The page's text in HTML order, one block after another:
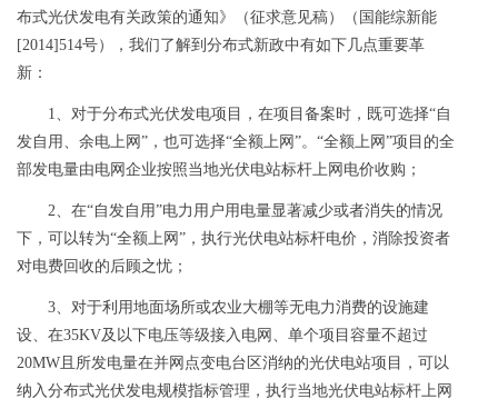
布式光伏发电有关政策的通知》（征求意见稿）（国能综新能
[2014]514号），我们了解到分布式新政中有如下几点重要革
新：
1、对于分布式光伏发电项目，在项目备案时，既可选择“自
发自用、余电上网”，也可选择“全额上网”。“全额上网”项目的全
部发电量由电网企业按照当地光伏电站标杆上网电价收购；
2、在“自发自用”电力用户用电量显著减少或者消失的情况
下，可以转为“全额上网”，执行光伏电站标杆电价，消除投资者
对电费回收的后顾之忧；
3、对于利用地面场所或农业大棚等无电力消费的设施建
设、在35KV及以下电压等级接入电网、单个项目容量不超过
20MW 且所发电量在并网点变电台区消纳的光伏电站项目，可以
纳入分布式光伏发电规模指标管理，执行当地光伏电站标杆上网